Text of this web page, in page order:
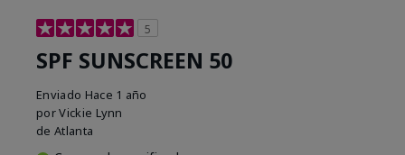
5
SPF SUNSCREEN 50
Enviado Hace 1 año
porVickie Lynn
de Atlanta